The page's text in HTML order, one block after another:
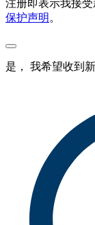
注册即表示我接
保护声明 。
是， 我希望收到